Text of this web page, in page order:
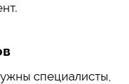
специалисты,